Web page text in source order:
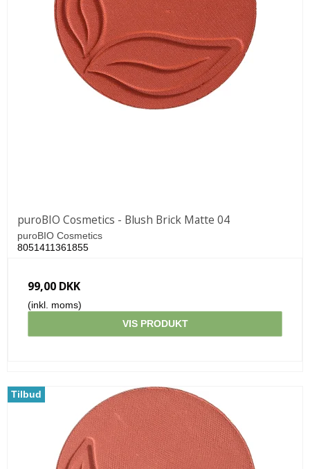
puroBIO Cosmetics - Blush Brick Matte 04
puroBIO Cosmetics
8051411361855
99,00 DKK
(inkl. moms)
VIS PRODUKT
Tilbud